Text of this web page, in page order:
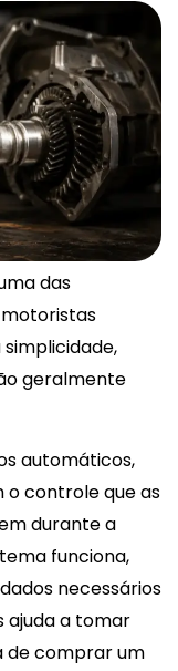
das
geralmente
automáticos,
controle que as
durante a
funciona,
necessários
ajuda a tomar
de comprar um